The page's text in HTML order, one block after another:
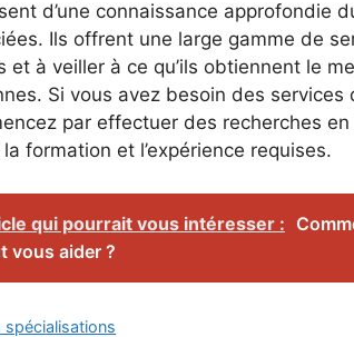
d’une connaissance approfondie
Ils offrent une large gamme de
et à veiller à ce qu’ils obtiennent le
Si vous avez besoin des
par effectuer des recherches
formation et l’expérience requises.
qui pourrait vous intéresser :
vous aider ?
spécialisations